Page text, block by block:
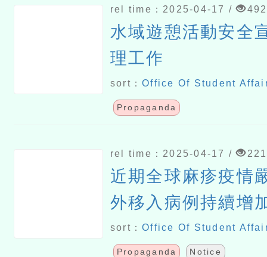
rel time：2025-04-17 / 492
水域遊憩活動安全
理工作
sort：Office Of Student
Propaganda
rel time：2025-04-17 / 221
近期全球麻疹疫情
外移入病例持續增
以越南為主
sort：Office Of Student
Propaganda Notice